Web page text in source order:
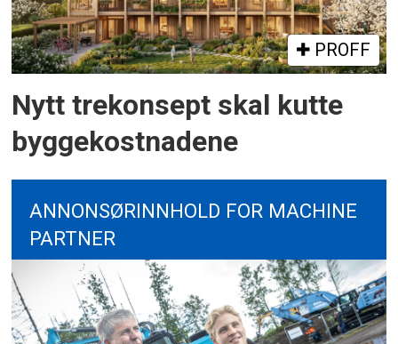
PROFF
Nytt trekonsept skal kutte
byggekostnadene
ANNONSØRINNHOLD FOR MACHINE
PARTNER